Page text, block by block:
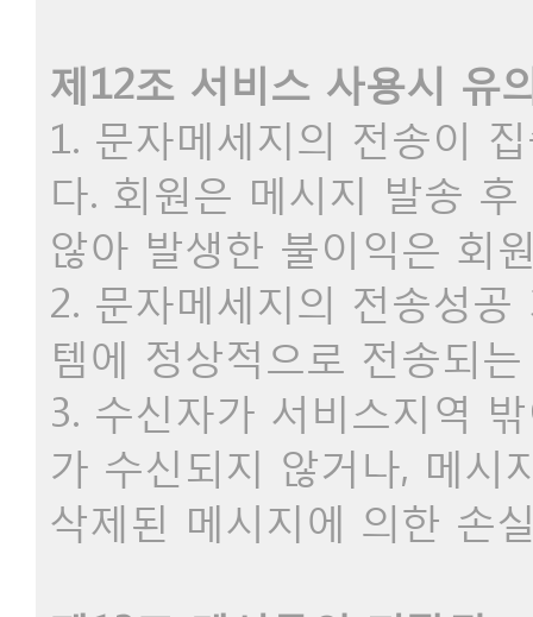
제12조 서비스 사용시 유
1. 문자메세지의 전송이
다. 회원은 메시지 발송
않아 발생한 불이익은 회
2. 문자메세지의 전송성
템에 정상적으로 전송되
3. 수신자가 서비스지역
가 수신되지 않거나, 메시
삭제된 메시지에 의한 손